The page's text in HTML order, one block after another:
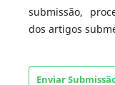
submissão,
dos artigos
Enviar